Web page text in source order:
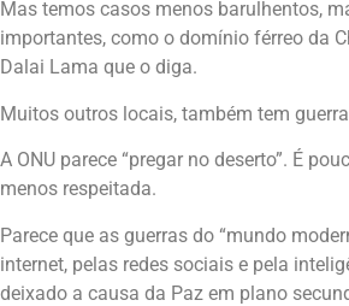
Mas temos casos menos barulhentos,
importantes, como o domínio férreo da
Dalai Lama que o diga.
Muitos outros locais, também tem
A ONU parece “pregar no deserto”. É
menos respeitada.
Parece que as guerras do “mundo
internet, pelas redes sociais e pela
deixado a causa da Paz em plano